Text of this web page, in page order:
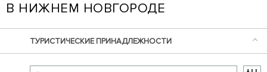
В НИЖНЕМ НОВГОРОДЕ
ТУРИСТИЧЕСКИЕ ПРИНАДЛЕЖНОСТИ